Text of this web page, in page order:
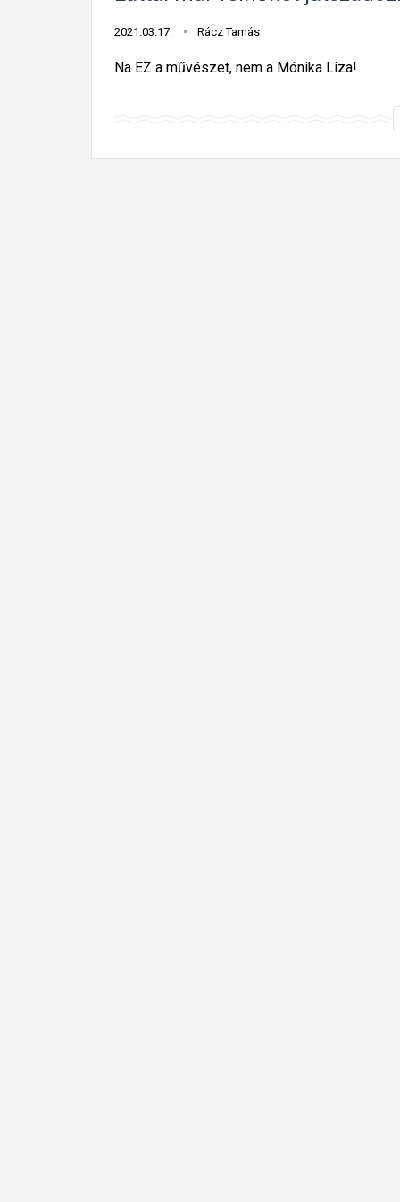
2021.03.17. Rácz Tamás
Na EZ a művészet, nem a Mónika Liza!